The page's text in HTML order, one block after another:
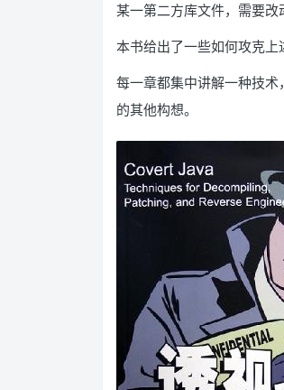
某一第二方库文件，需要
本书给出了一些如何攻克上
每一章都集中讲解一种技
的其他构想。